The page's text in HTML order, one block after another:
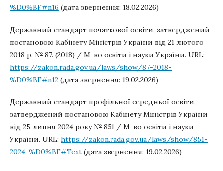
%D0%BF#n16 (дата звернення: 18.02.2026)
Державний стандарт початкової освіти, затверджений
постановою Кабінету Міністрів України від 21 лютого
2018 р. № 87. (2018) / М-во освіти і науки України. URL:
https://zakon.rada.gov.ua/laws/show/87-2018-
%D0%BF#n12 (дата звернення: 19.02.2026)
Державний стандарт профільної середньої освіти,
затверджений постановою Кабінету Міністрів України
від 25 липня 2024 року № 851 / М-во освіти і науки
України. URL: https://zakon.rada.gov.ua/laws/show/851-
2024-%D0%BF#Text (дата звернення: 19.02.2026)